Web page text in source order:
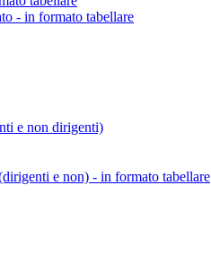
- in formato tabellare
e non dirigenti)
e non) - in formato tabellare